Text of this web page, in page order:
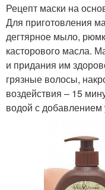
Рецепт маски на
Для приготовления
дегтярное мыло,
касторового масла.
и придания им
грязные волосы,
воздействия – 15
водой с добавлением